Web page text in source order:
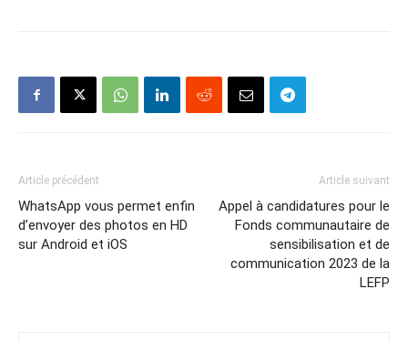
Article précédent
WhatsApp vous permet enfin
d’envoyer des photos en HD
sur Android et iOS
Article suivant
Appel à candidatures pour le
Fonds communautaire de
sensibilisation et de
communication 2023 de la
LEFP